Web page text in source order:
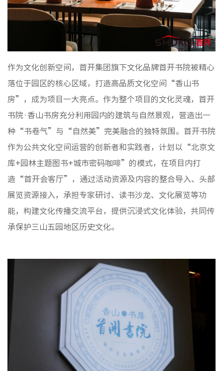
作为文化创新空间，首开集团旗下文化品牌首开书院被精心
落位于园区的核心区域，打造高品质文化空间“香山书
房”，成为项目一大亮点。作为整个项目的文化灵魂，首开
书院·香山书房充分利用园内的建筑与自然景观，营造出一
种“书卷气”与“自然美”完美融合的独特氛围。首开书院
作为公共文化空间运营的创新者和实践者，计划以“北京文
库+园林主题图书+城市密码咖啡”的模式，在项目内打
造“首开会客厅”，通过活动资源及内容的整合导入、头部
展览资源接入，承担专家研讨、读书沙龙、文化展览等功
能，构建文化传播交流平台，提供沉浸式文化体验，共同传
承保护三山五园地区历史文化。